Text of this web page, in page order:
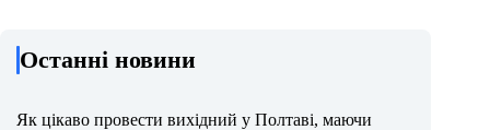
Останні новини
Як цікаво провести вихідний у Полтаві, маючи